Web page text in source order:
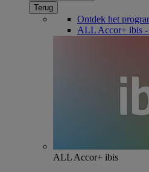
Terug
Ontdek het
ALL Accor+ ibis -
ALL Accor+ ibis